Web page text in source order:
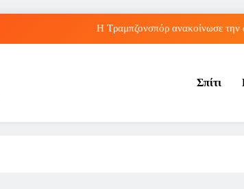
Η Τραμπζονσπόρ ανακοίνωσε την
Τορόντο:
Η Τραμπζονσπόρ ανακοίνωσε
Ελληνικές διακρίσεις στο Παγκόσμιο Κ20:
Σπίτι